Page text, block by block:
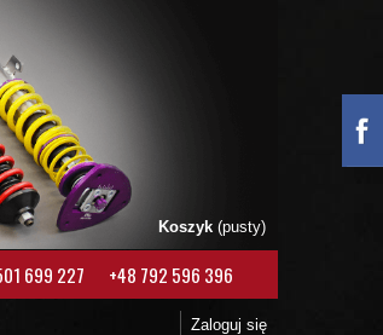
Koszyk (pusty)
699 227 +48 792 596 396
Zaloguj się